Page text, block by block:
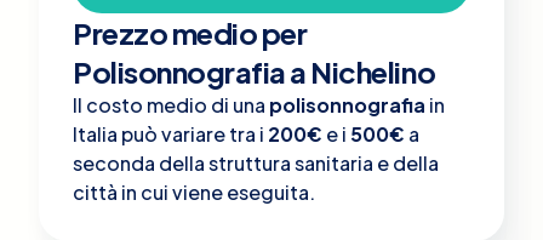
Prezzo medio per
Polisonnografia a Nichelino
Il costo medio di una polisonnografia in
Italia può variare tra i 200€ e i 500€ a
seconda della struttura sanitaria e della
città in cui viene eseguita.